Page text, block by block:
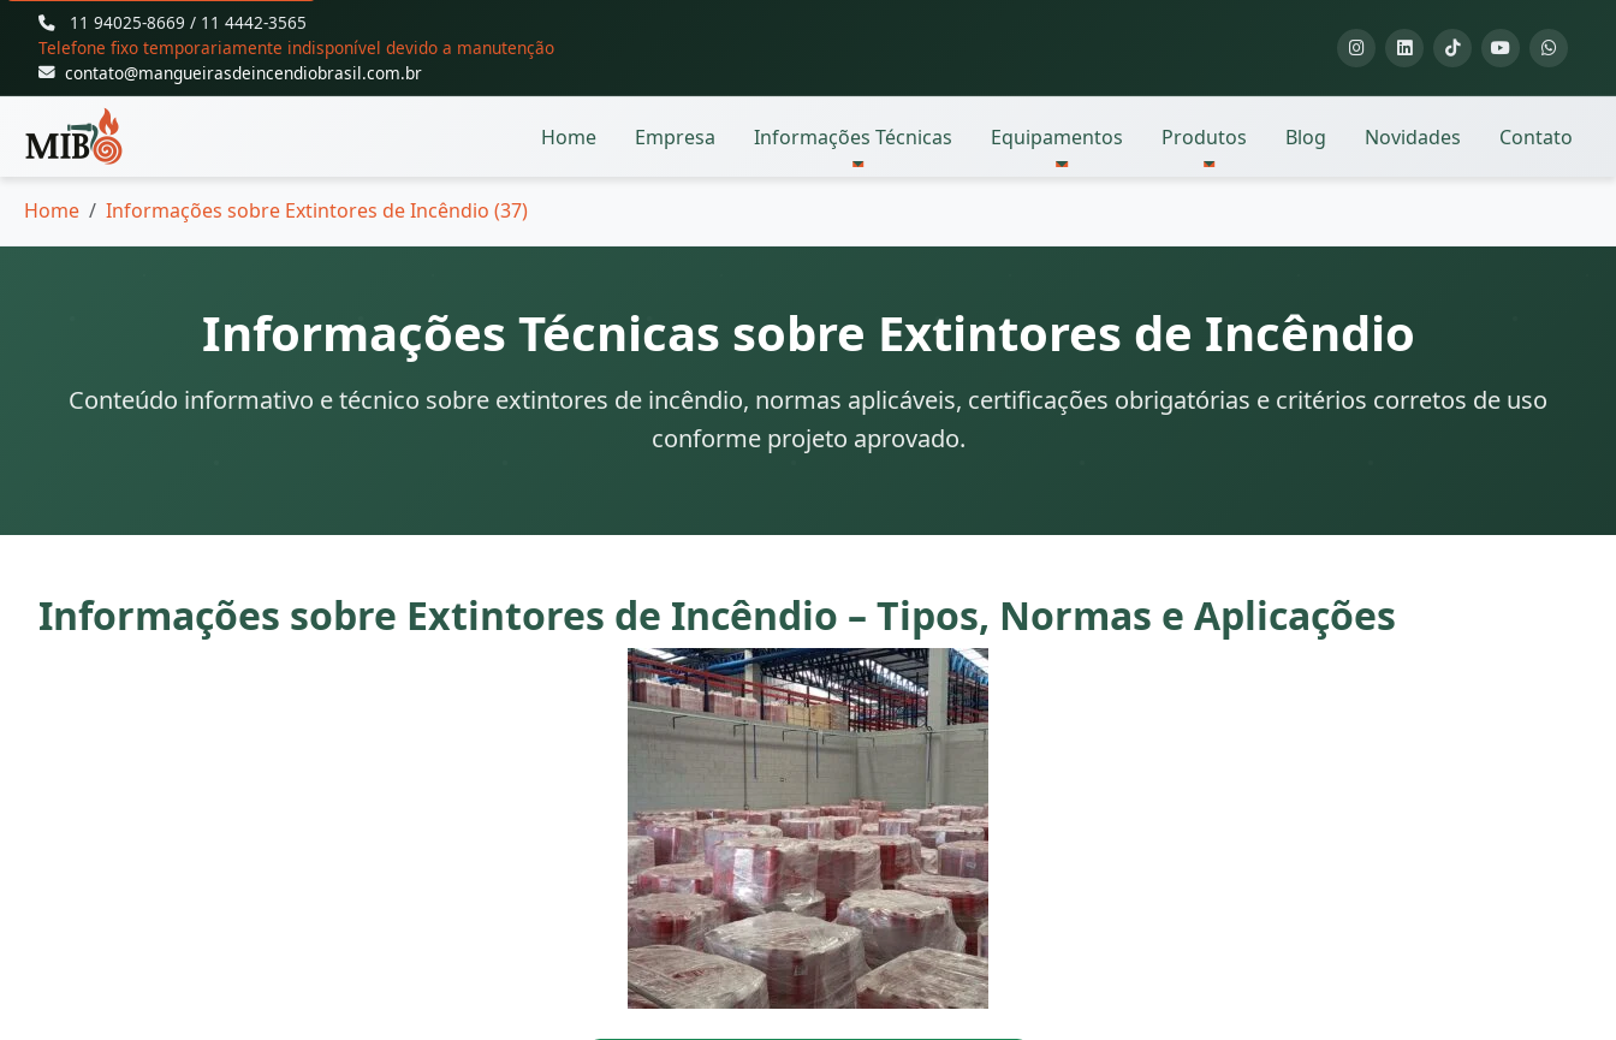
11 94025-8669 / 11 4442-3565
Telefone fixo temporariamente indisponível devido a manutenção
contato@mangueirasdeincendiobrasil.com.br
Home Empresa Informações Técnicas Equipamentos Produtos Blog Novidades Contato
Home Informações sobre Extintores de Incêndio (37)
Informações Técnicas sobre Extintores de Incêndio
Conteúdo informativo e técnico sobre extintores de incêndio, normas aplicáveis, certificações obrigatórias e critérios corretos de uso
conforme projeto aprovado.
Informações sobre Extintores de Incêndio – Tipos, Normas e Aplicações